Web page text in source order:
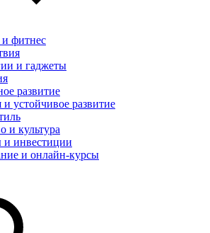
и фитнес
и гаджеты
развитие
и устойчивое развитие
и культура
инвестиции
и онлайн-курсы